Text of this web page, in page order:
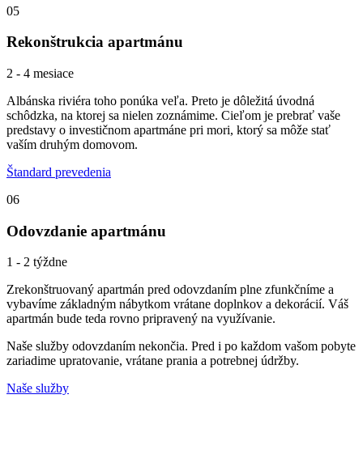
05
Rekonštrukcia apartmánu
2 - 4 mesiace
Albánska riviéra toho ponúka veľa. Preto je dôležitá úvodná
schôdzka, na ktorej sa nielen zoznámime. Cieľom je prebrať vaše
predstavy o investičnom apartmáne pri mori, ktorý sa môže stať
vaším druhým domovom.
Štandard prevedenia
06
Odovzdanie apartmánu
1 - 2 týždne
Zrekonštruovaný apartmán pred odovzdaním plne zfunkčníme a
vybavíme základným nábytkom vrátane doplnkov a dekorácií. Váš
apartmán bude teda rovno pripravený na využívanie.
Naše služby odovzdaním nekončia. Pred i po každom vašom pobyte
zariadime upratovanie, vrátane prania a potrebnej údržby.
Naše služby